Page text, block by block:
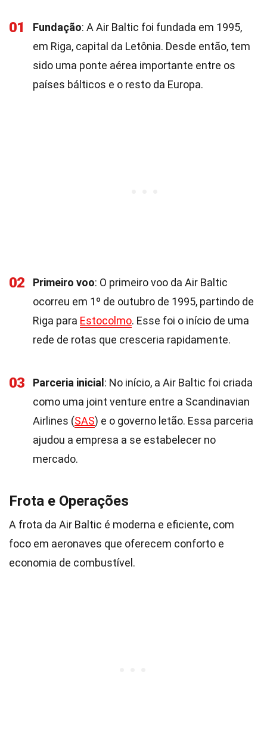
01 Fundação: A Air Baltic foi fundada em 1995,
em Riga, capital da Letônia. Desde então, tem
sido uma ponte aérea importante entre os
países bálticos e o resto da Europa.
02 Primeiro voo: O primeiro voo da Air Baltic
ocorreu em 1º de outubro de 1995, partindo de
Riga para Estocolmo. Esse foi o início de uma
rede de rotas que cresceria rapidamente.
03 Parceria inicial : No início, a Air Baltic foi criada
como uma joint venture entre a Scandinavian
Airlines (SAS) e o governo letão. Essa parceria
ajudou a empresa a se estabelecer no
mercado.
Frota e Operações
A frota da Air Baltic é moderna e eficiente, com
foco em aeronaves que oferecem conforto e
economia de combustível.